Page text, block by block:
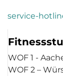
service-
WOF 1 -
WOF 2 –